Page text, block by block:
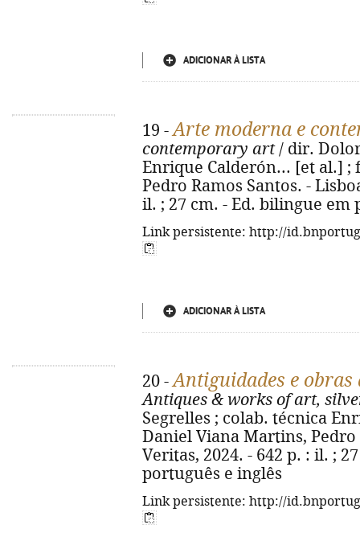
ADICIONAR À LISTA
19 -Arte moderna e
contemporary art/ dir.
Enrique Calderón... [et al.]
Pedro Ramos Santos. -
il. ; 27 cm. - Ed. bilingue em
Link persistente: http://
ADICIONAR À LISTA
20 -Antiguidades e obras
Antiques & works of art,
Segrelles ; colab. técnica
Daniel Viana Martins, Pedro
Veritas, 2024. - 642 p. : il. ;
português e inglês
Link persistente: http://